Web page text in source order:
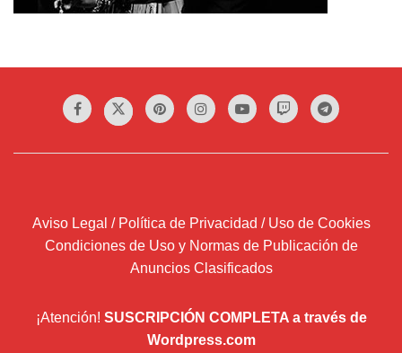
Aviso Legal / Política de Privacidad / Uso de Cookies
Condiciones de Uso y Normas de Publicación de
Anuncios Clasificados
¡Atención! SUSCRIPCIÓN COMPLETA a través de
Wordpress.com